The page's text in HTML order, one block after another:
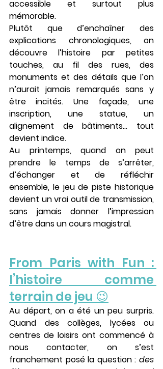
accessible et surtout plus
mémorable.
Plutôt que d’enchaîner des
explications chronologiques, on
découvre l’histoire par petites
touches, au fil des rues, des
monuments et des détails que l’on
n’aurait jamais remarqués sans y
être incités. Une façade, une
inscription, une statue, un
alignement de bâtiments… tout
devient indice.
Au printemps, quand on peut
prendre le temps de s’arrêter,
d’échanger et de réfléchir
ensemble, le jeu de piste historique
devient un vrai outil de transmission,
sans jamais donner l’impression
d’être dans un cours magistral.
From Paris with Fun :
l’histoire comme
terrain de jeu 😉
Au départ, on a été un peu surpris.
Quand des collèges, lycées ou
centres de loisirs ont commencé à
nous contacter, on s’est
franchement posé la question : des